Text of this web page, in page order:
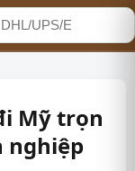
Mỹ trọn
nghiệp